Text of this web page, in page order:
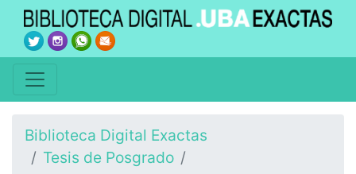
Biblioteca Digital Exactas
Tesis de Posgrado